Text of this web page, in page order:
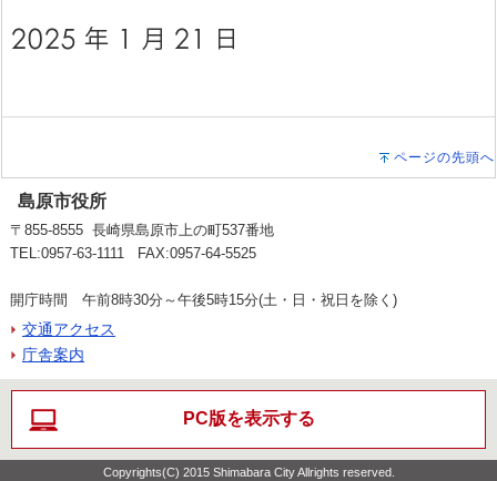
ページの先頭へ
島原市役所
〒855-8555 長崎県島原市上の町537番地
TEL:0957-63-1111 FAX:0957-64-5525
開庁時間 午前8時30分～午後5時15分(土・日・祝日を除く)
交通アクセス
庁舎案内
PC版を表示する
Copyrights(C) 2015 Shimabara City Allrights reserved.